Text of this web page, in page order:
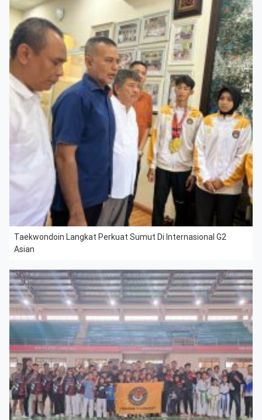
Taekwondoin Langkat Perkuat Sumut Di Internasional G2
Asian